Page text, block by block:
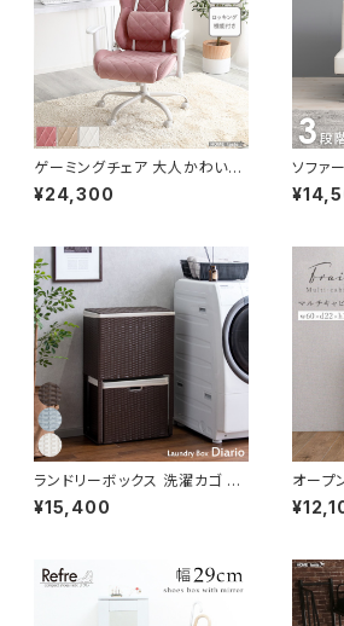
ゲーミングチェア 大人かわいい
チェア エレガントチェア ワーク
チェア オフィスチェア イス チェ
¥24,300
ソファ
リクラ
人暮ら
ランドリーボックス 洗濯カゴ 幅
50 奥行25 高さ80 完成品 新
生活 一人暮らし ランドリー収納
¥15,400
オープ
ク ラッ
チキャ